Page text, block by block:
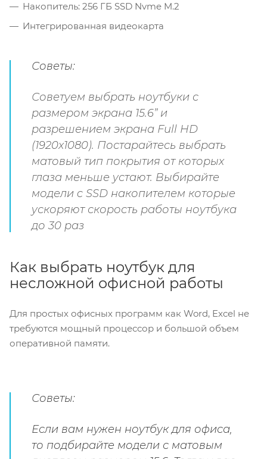
Накопитель: 256 ГБ SSD Nvme M.2
Интегрированная видеокарта
Советы:
Советуем выбрать ноутбуки с
размером экрана 15.6” и
разрешением экрана Full HD
(1920x1080). Постарайтесь выбрать
матовый тип покрытия от которых
глаза меньше устают. Выбирайте
модели c SSD накопителем которые
ускоряют скорость работы ноутбука
до 30 раз
Как выбрать ноутбук для
несложной офисной работы
Для простых офисных программ как Word, Excel не
требуются мощный процессор и большой объем
оперативной памяти.
Советы:
Если вам нужен ноутбук для офиса,
то подбирайте модели с матовым